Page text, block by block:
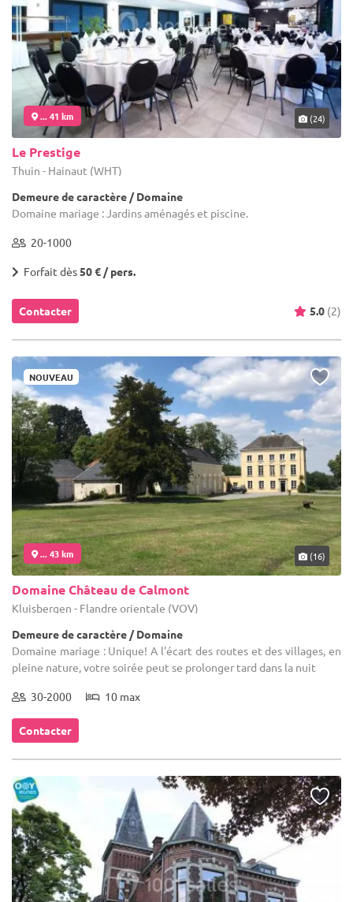
... 41 km (24)
Le Prestige
Thuin - Hainaut (WHT)
Demeure de caractère / Domaine
Domaine mariage : Jardins aménagés et piscine.
20-1000
Forfait dès 50 € / pers.
Contacter 5.0 (2)
NOUVEAU
... 43 km (16)
Domaine Château de Calmont
Kluisbergen - Flandre orientale (VOV)
Demeure de caractère / Domaine
Domaine mariage : Unique! A l'écart des routes et des villages, en
pleine nature, votre soirée peut se prolonger tard dans la nuit
30-2000 10 max
Contacter